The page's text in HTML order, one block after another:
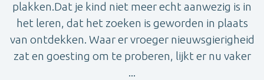
plakken.Dat je kind niet meer echt aanwezig is in
het leren, dat het zoeken is geworden in plaats
van ontdekken. Waar er vroeger nieuwsgierigheid
zat en goesting om te proberen, lijkt er nu vaker
...